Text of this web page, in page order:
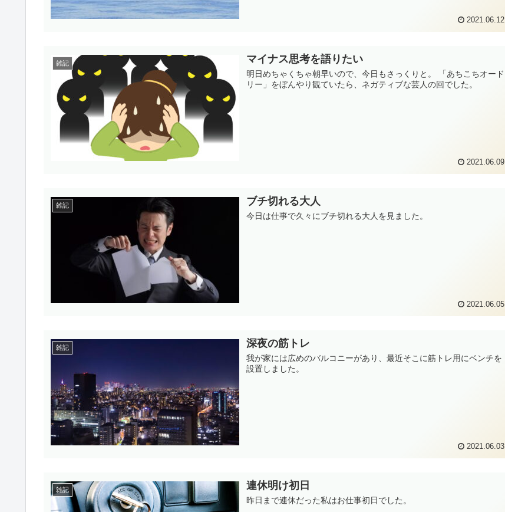
2021.06.12
雑記 マイナス思考を語りたい
明日めちゃくちゃ朝早いので、今日もさっくりと。 「あちこちオード
リー」をぼんやり観ていたら、ネガティブな芸人の回でした。
2021.06.09
雑記 ブチ切れる大人
今日は仕事で久々にブチ切れる大人を見ました。
2021.06.05
雑記 深夜の筋トレ
我が家には広めのバルコニーがあり、最近そこに筋トレ用にベンチを
設置しました。
2021.06.03
雑記 連休明け初日
昨日まで連休だった私はお仕事初日でした。